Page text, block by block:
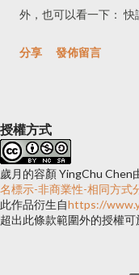
外，也可以看一下：
天與一個廠商洽談，他
望有效運用自己的人
深入這個產業，我想你
來...等相關議題。我先
理（ 連結 ），政府網
隨時在更新的。往年每
RWD。政府網站又有
分享 發佈留言
授權方式
歲月的容顏 YingChu Chen
名標示-非商業性-相同方式
此作品衍生自https://
超出此條款範圍外的授權可